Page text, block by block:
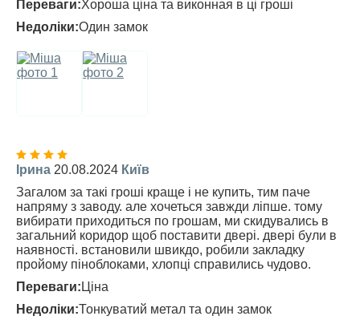
Переваги:Хороша ціна та виконная в ці гроші
Недоліки:Один замок
Ірина 20.08.2024 Київ
Загалом за такі гроші краще і не купить, тим паче
напряму з заводу. але хочеться завжди ліпше. тому
вибирати приходиться по грошам, ми скидувались в
загальний коридор щоб поставити двері. двері були в
наявності. встановили швикдо, робили закладку
пройому піноблоками, хлопці справились чудово.
Переваги: Ціна
Недоліки:Тонкуватий метал та один замок